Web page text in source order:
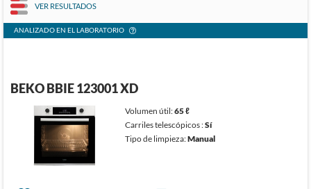
VER RESULTADOS
ANALIZADO EN EL LABORATORIO
BEKO BBIE 123001 XD
Volumen útil:65 ℓ
Carriles telescópicos :Sí
Tipo de limpieza:Manual